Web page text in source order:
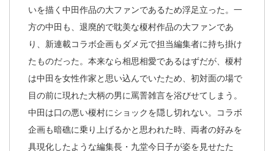
いを描く中田作品の大ファンであるため浮足立った。一
方の中田も、退廃的で耽美な榎村作品の大ファンであ
り、新連載コラボ企画もダメ元で担当編集者に持ち掛け
たものだった。本来なら相思相愛であるはずだが、榎村
は中田を女性作家と思い込んでいたため、初対面の場で
目の前に現れた大柄の男に罵詈雑言を浴びせてしまう。
中田は口の悪い榎村にショックを隠し切れない。コラボ
企画も暗礁に乗り上げるかと思われた時、両者の好みを
具現化したような編集長・九堂今日子が姿を見せたた